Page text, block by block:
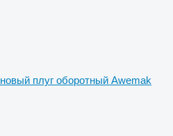
новый плуг оборотный Awemak